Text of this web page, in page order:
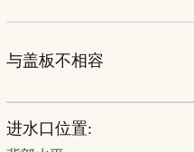
与盖板不相容
进水口位置: